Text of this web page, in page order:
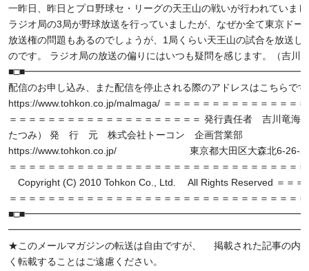
一昨日、昨日とプロ野球セ・リーグの天王山の戦いが行われていま
ラジオ局の3局が野球放送を行っていましたが、なぜか全て東京ドー
放送権の問題もあるのでしょうが、1局くらい天王山の試合を放送し
のです。 ラジオ局の放送の偏りにはいつも疑問を感じます。（吉川
配信のお申し込み、また配信を停止される際のアドレスはこちらで
https://www.tohkon.co.jp/malmaga/ ＝＝＝＝＝＝＝＝＝＝＝＝＝＝
＝＝＝＝＝＝＝＝＝＝＝＝＝＝＝＝＝＝＝＝ 発行責任者 吉川竜海
たつみ） 発 行 元 株式会社トーコン 企画営業部
https://www.tohkon.co.jp/ 東京都大田区大森北6-26-22
＝＝＝＝＝＝＝＝＝＝＝＝＝＝＝＝＝＝＝＝＝＝＝＝＝＝＝＝＝＝
Copyright (C) 2010 Tohkon Co., Ltd. All Rights Reserved ＝＝＝
＝＝＝＝＝＝＝＝＝＝＝＝＝＝＝＝＝＝＝＝＝＝＝＝＝＝＝＝＝＝＝
★このメールマガジンの転送は自由ですが、 掲載された記事の内
く転載することはご遠慮ください。